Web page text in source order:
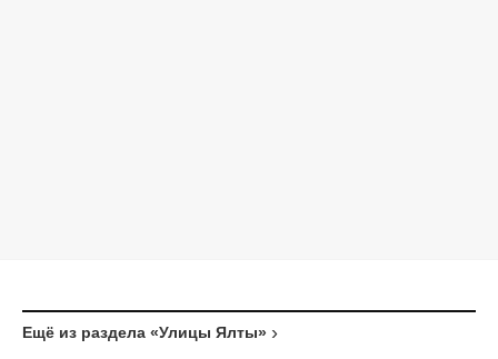
Ещё из раздела «Улицы Ялты»